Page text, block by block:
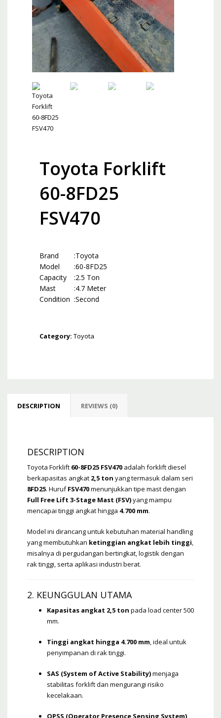
Toyota Forklift
60-8FD25
FSV470
Brand :Toyota
Model
:60-8FD25
Capacity
:2.5 Ton
Mast
:4.7 Meter
Condition :Second
Category: Toyota
DESCRIPTION REVIEWS (0)
DESCRIPTION
Toyota Forklift 60-8FD25 FSV470 adalah forklift diesel
berkapasitas angkat 2,5 ton yang termasuk dalam seri
8FD25. HurufFSV470menunjukkan tipe mast dengan
Full Free Lift 3-Stage Mast (FSV)yang mampu
mencapai tinggi angkat hingga 4.700 mm.
Model ini dirancang untuk kebutuhan material handling
yang membutuhkan ketinggian angkat lebih tinggi,
misalnya di pergudangan bertingkat, logistik dengan
rak tinggi, serta aplikasi industri berat.
2. KEUNGGULAN UTAMA
Kapasitas angkat 2,5 ton pada load center 500
mm.
Tinggi angkat hingga 4.700 mm, ideal untuk
penyimpanan di rak tinggi.
SAS (System of Active Stability)menjaga
stabilitas forklift dan mengurangi risiko
kecelakaan.
OPSS (Operator Presence Sensing System)